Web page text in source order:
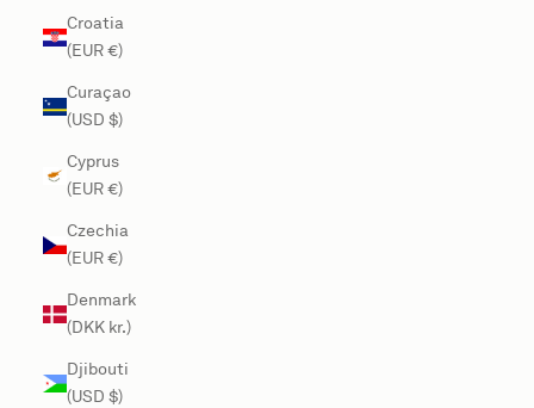
Croatia
(EUR €)
Curaçao
(USD $)
Cyprus
(EUR €)
Czechia
(EUR €)
Denmark
(DKK kr.)
Djibouti
(USD $)